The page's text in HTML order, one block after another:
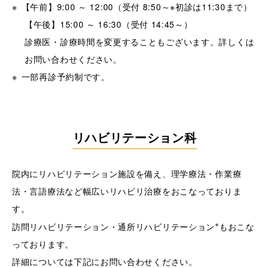
【午前】9:00 ～ 12:00（受付 8:50～※初診は11:30まで）
【午後】15:00 ～ 16:30（受付 14:45～）
診療医・診療時間を変更することもございます。詳しくは
お問い合わせください。
一部再診予約制です。
リハビリテーション科
院内にリハビリテーション施設を備え、理学療法・作業療
法・言語療法など幅広いリハビリ治療をおこなっておりま
す。
訪問リハビリテーション・通所リハビリテーション※ もおこな
っております。
詳細については下記にお問い合わせください。